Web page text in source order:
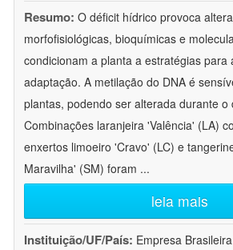
Resumo: O déficit hídrico provoca
morfofisiológicas, bioquímicas e
condicionam a planta a estratégias para
adaptação. A metilação do DNA é
plantas, podendo ser alterada durante o
Combinações laranjeira 'Valência' (LA)
enxertos limoeiro 'Cravo' (LC) e
Maravilha' (SM) foram ...
leia mais
Instituição/UF/País: Empresa